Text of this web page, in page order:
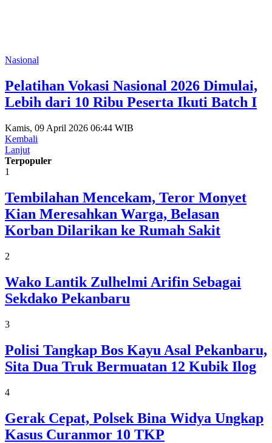
Nasional
Pelatihan Vokasi Nasional 2026 Dimulai,
Lebih dari 10 Ribu Peserta Ikuti Batch I
Kamis, 09 April 2026 06:44 WIB
Kembali
Lanjut
Terpopuler
1
Tembilahan Mencekam, Teror Monyet
Kian Meresahkan Warga, Belasan
Korban Dilarikan ke Rumah Sakit
2
Wako Lantik Zulhelmi Arifin Sebagai
Sekdako Pekanbaru
3
Polisi Tangkap Bos Kayu Asal Pekanbaru,
Sita Dua Truk Bermuatan 12 Kubik Ilog
4
Gerak Cepat, Polsek Bina Widya Ungkap
Kasus Curanmor 10 TKP